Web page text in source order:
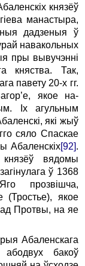
князёў
манастыра,
дадзеныя ў
навакольных
пры вывучэнні
княства. Так,
павету 20-х гг.
якое на­
Ix агульным
які жыў
сяло Спаскае
Абаленскіх[92].
вядомы
ў 1368
прозвішча,
(Тростье), якое
ад Протвы, на яе
Абаленскага
абодвух бакоў